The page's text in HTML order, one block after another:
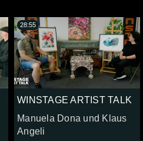
WINSTAGE ARTIST TALK
Manuela Dona und Klaus
Angeli
28:55